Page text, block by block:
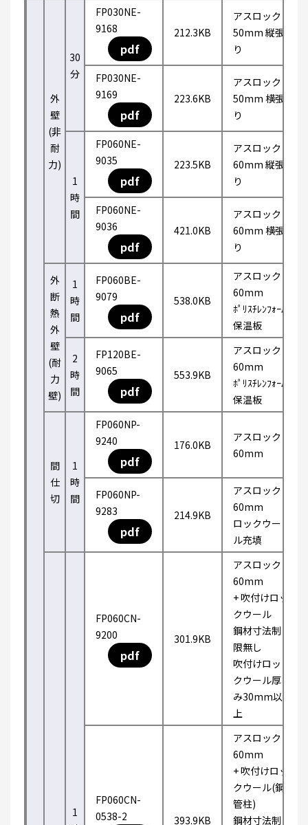
外
壁
(非
耐
力)
30
分
FP030NE-
9168
pdf
212.3KB
アスロック
50mm 縦張
り
FP030NE-
9169
pdf
223.6KB
アスロック
50mm 横張
り
1
時
間
FP060NE-
9035
pdf
223.5KB
アスロック
60mm 縦張
り
FP060NE-
9036
pdf
421.0KB
アスロック
60mm 横張
り
外
断
熱
外
壁
(耐
力
壁)
1
時
間
FP060BE-
9079
pdf
538.0KB
アスロック
60mm
ﾎﾟﾘｽﾁﾚﾝﾌｫｰﾑ
保温板
2
時
間
FP120BE-
9065
pdf
553.9KB
アスロック
60mm
ﾎﾟﾘｽﾁﾚﾝﾌｫｰﾑ
保温板
間
仕
切
1
時
間
FP060NP-
9240
pdf
176.0KB
アスロック
60mm
FP060NP-
9283
pdf
214.9KB
アスロック
60mm
ロックウー
ル充填
1
FP060CN-
9200
pdf
301.9KB
アスロック
60mm
+ 吹付けロッ
クウール
鋼材寸法制
限無し
吹付けロッ
クウール厚
み30mm以
上
FP060CN-
0538-2
393.9KB
アスロック
60mm
+ 吹付けロッ
クウール(鋼
管柱)
鋼材寸法制